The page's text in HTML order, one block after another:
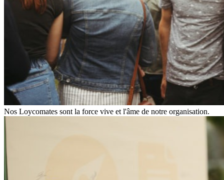
Nos Loycomates sont la force vive et l'âme de notre organisation.